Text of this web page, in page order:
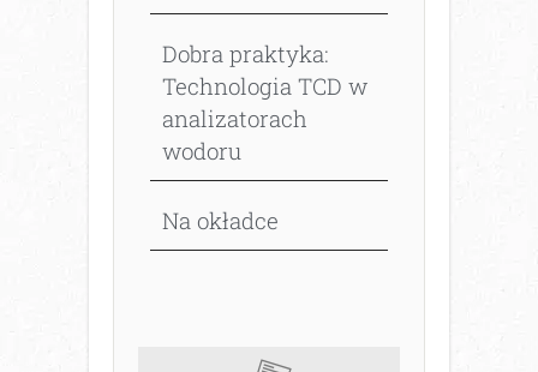
Dobra praktyka:
Technologia TCD w
analizatorach
wodoru
Na okładce